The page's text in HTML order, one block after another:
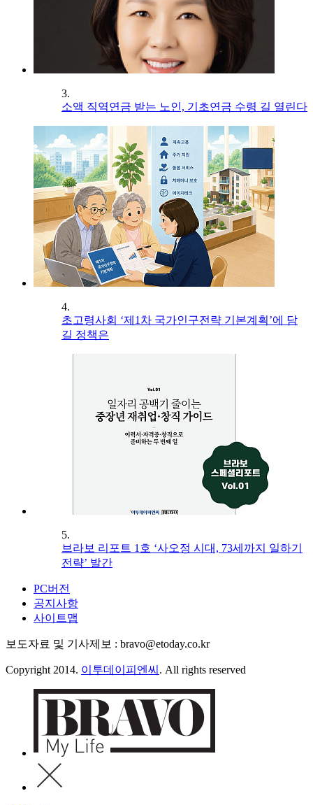
3.
소액 직역연금 받는 노인, 기초연금 수령 길 열린다
4.
초고령사회 ‘제1차 국가인구전략 기본계획’에 담
길 정책은
5.
브라보 리포트 1호 ‘사오정 시대, 73세까지 일하기
전략’ 발간
PC버전
공지사항
사이트맵
보도자료 및 기사제보 : bravo@etoday.co.kr
Copyright 2014. 이투데이피엔씨 . All rights reserved